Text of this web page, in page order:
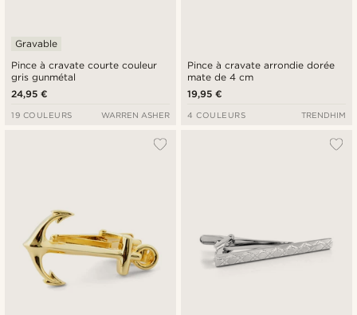
Pince à cravate courte couleur
gris gunmétal
Gravable
24,95 €
19 COULEURS WARREN ASHER
Pince à cravate arrondie dorée
mate de 4 cm
19,95 €
4 COULEURS TRENDHIM